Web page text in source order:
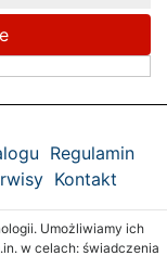
Regulamin
Kontakt
Umożliwiamy ich
w celach: świadczenia